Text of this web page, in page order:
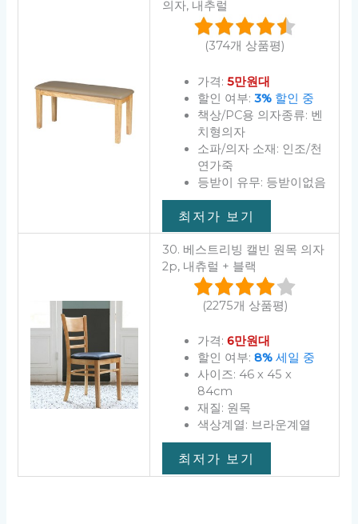
의자, 내추럴
(374개 상품평)
가격: 5만원대
할인 여부: 3%할인 중
책상/PC용 의자종류: 벤
치형의자
소파/의자 소재: 인조/천
연가죽
등받이 유무: 등받이없음
최저가 보기
30. 베스트리빙 캘빈 원목 의자
2p, 내츄럴 + 블랙
(2275개 상품평)
가격: 6만원대
할인 여부: 8%세일 중
사이즈: 46 x 45 x
84cm
재질: 원목
색상계열: 브라운계열
최저가 보기